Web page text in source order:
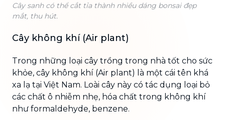
Cây sanh có thể cắt tỉa thành nhiều dáng bonsai đẹp
mắt, thu hút.
Cây không khí (Air plant)
Trong những loại cây trồng trong nhà tốt cho sức
khỏe, cây không khí (Air plant) là một cái tên khá
xa lạ tại Việt Nam. Loài cây này có tác dụng loại bỏ
các chất ô nhiễm nhẹ, hóa chất trong không khí
như formaldehyde, benzene.